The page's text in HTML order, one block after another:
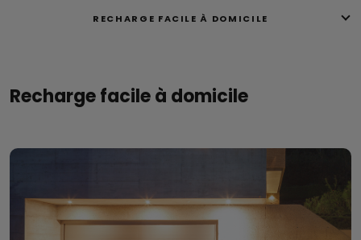
RECHARGE FACILE À DOMICILE
Recharge facile à domicile